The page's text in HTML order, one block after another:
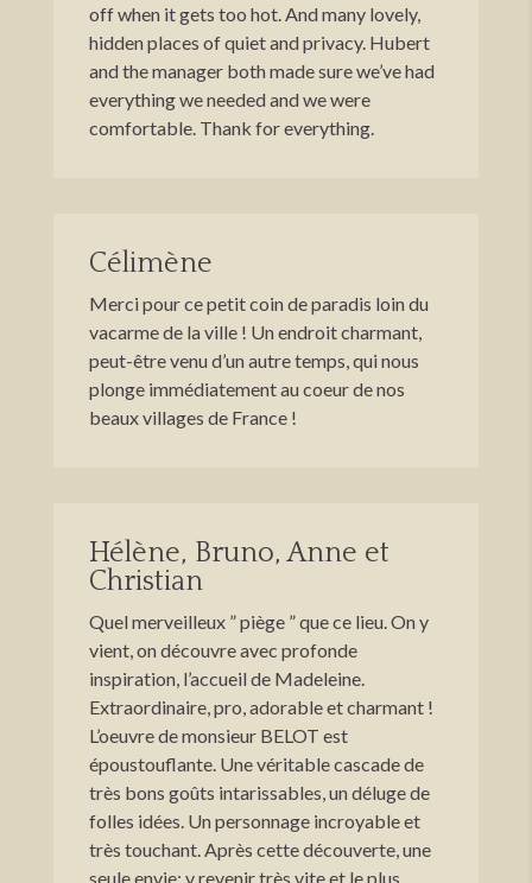
off when it gets too hot. And many lovely,
hidden places of quiet and privacy. Hubert
and the manager both made sure we’ve had
everything we needed and we were
comfortable. Thank for everything.
Célimène
Merci pour ce petit coin de paradis loin du
vacarme de la ville ! Un endroit charmant,
peut-être venu d’un autre temps, qui nous
plonge immédiatement au coeur de nos
beaux villages de France !
Hélène, Bruno, Anne et
Christian
Quel merveilleux ” piège ” que ce lieu. On y
vient, on découvre avec profonde
inspiration, l’accueil de Madeleine.
Extraordinaire, pro, adorable et charmant !
L’oeuvre de monsieur BELOT est
époustouflante. Une véritable cascade de
très bons goûts intarissables, un déluge de
folles idées. Un personnage incroyable et
très touchant. Après cette découverte, une
seule envie: y revenir très vite et le plus